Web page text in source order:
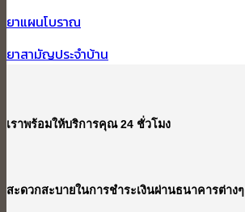
ยาแผนโบราณ
ยาสามัญประจำบ้าน
เราพร้อมให้บริการคุณ 24 ชั่วโมง
สะดวกสะบายในการชำระเงินผ่านธนาคารต่างๆ